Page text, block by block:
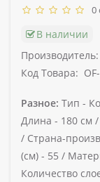
0
В наличии
Производитель:
Код Товара:
Разное: Тип -
Длина - 180 см /
/ Страна-
(cм) - 55 /
Количество